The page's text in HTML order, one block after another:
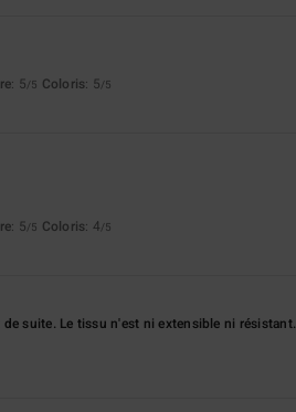
: 5/5 Coloris: 5/5
: 5/5 Coloris: 4/5
suite. Le tissu n'est ni extensible ni résistant.